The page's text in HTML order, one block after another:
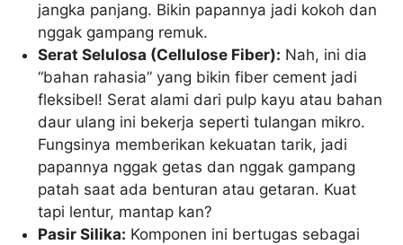
jangka panjang. Bikin papannya jadi kokoh dan
nggak gampang remuk.
Serat Selulosa (Cellulose Fiber): Nah, ini dia
“bahan rahasia” yang bikin fiber cement jadi
fleksibel! Serat alami dari pulp kayu atau bahan
daur ulang ini bekerja seperti tulangan mikro.
Fungsinya memberikan kekuatan tarik, jadi
papannya nggak getas dan nggak gampang
patah saat ada benturan atau getaran. Kuat
tapi lentur, mantap kan?
Pasir Silika: Komponen ini bertugas sebagai